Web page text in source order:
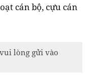
cán bộ, cựu cán
lòng gửi vào